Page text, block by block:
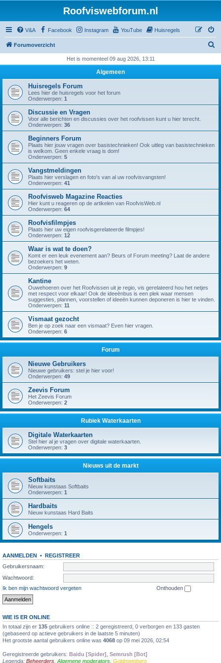
Roofviswebforum.nl
V&A Facebook Instagram YouTube Huisregels
Forumoverzicht
k
Het is momenteel 09 aug 2026, 13:11
Algemeen
Huisregels Forum
Lees hier de huisregels voor het forum
Onderwerpen: 1
Discussie en Vragen
Voor alle berichten en discussies over het roofvissen kunt u hier terecht.
Onderwerpen: 36
Beginners Forum
Plaats hier jouw vragen over basistechnieken! Ook uitleg van basistechnieken
is welkom. Geen enkele vraag is dom!
Onderwerpen: 5
Vangstmeldingen
Plaats hier verslagen en foto's van al uw roofvisvangsten!
Onderwerpen: 41
Roofvisweb Magazine Reacties
Hier kunt u reageren op de artikelen van RoofvisWeb.nl
Onderwerpen: 64
Roofvisfilmpjes
Plaats hier uw eigen roofvisgerelateerde filmpjes!
Onderwerpen: 12
Waar is wat te doen?
Komt er een leuk evenement aan? Beurs of Forum meeting? Laat de andere
bezoekers het weten.
Onderwerpen: 9
Kantine
Ouwehoeren over het Roofvissen uit je regio, vis gerelateerd hou het netjes
met respect voor elkaar! Ook de ideeënbus is een plek waar mensen
suggesties, plannen, voorstellen of ideeën kunnen deponeren is hier te vinden.
Onderwerpen: 11
Vismaat gezocht
Ben je op zoek naar een vismaat? Even hier vragen.
Onderwerpen: 6
Forum
Nieuwe Gebruikers
Nieuwe gebruikers: stel je hier voor!
Onderwerpen: 49
Zeevis Forum
Het Zeevis Forum
Onderwerpen: 2
Rubiek Waterkaarten
Digitale Waterkaarten
Stel hier al je vragen over digitale waterkaarten.
Onderwerpen: 3
Nieuws uit de markt
Softbaits
Nieuw kunstaas Softbaits
Onderwerpen: 1
Hardbaits
Nieuw kunstaas Hard Baits
Hengels
Onderwerpen: 1
AANMELDEN • REGISTREER
Gebruikersnaam:
Wachtwoord:
Ik ben mijn wachtwoord vergeten
Onthouden
WIE IS ER ONLINE
In totaal zijn er 135 gebruikers online :: 2 geregistreerd, 0 verborgen en 133 gasten
(gebaseerd op actieve gebruikers in de laatste 5 minuten)
Het grootste aantal gebruikers online was 4068 op 09 mei 2026, 02:54
Geregistreerde gebruikers: Baidu [Spider] Semrush [Bot]
Legenda: Beheerders Algemene moderators Goldmembers